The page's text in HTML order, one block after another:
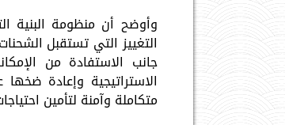
وأوضح أن منظومة البنية
التغييز التي تستقبل
جانب الاستفادة من
الاستراتيجية وإعادة
متكاملة وآمنة لتأمين